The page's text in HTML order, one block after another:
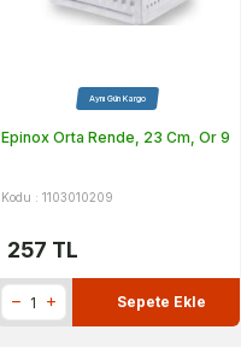
Aynı Gün Kargo
Epinox Orta Rende, 23 Cm, Or 9
Kodu : 1103010209
257 TL
Sepete Ekle